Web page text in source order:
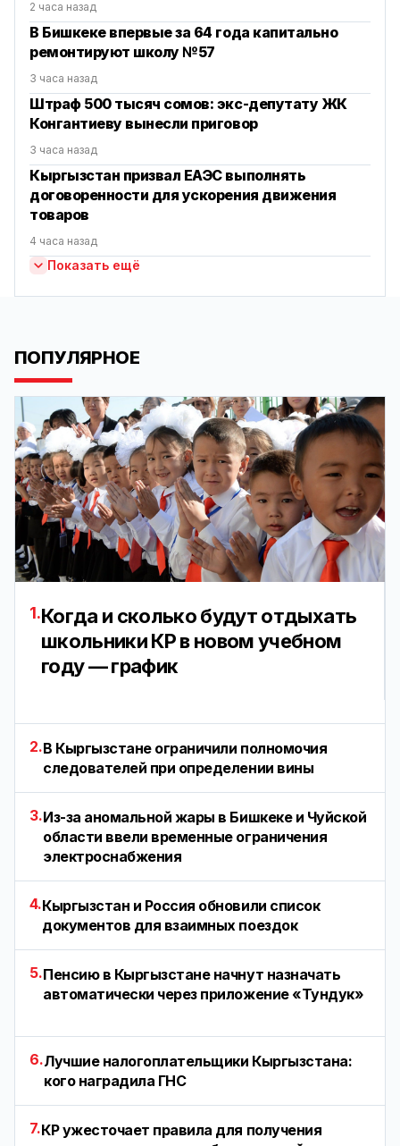
2 часа назад
В Бишкеке впервые за 64 года капитально
ремонтируют школу №57
3 часа назад
Штраф 500 тысяч сомов: экс-депутату ЖК
Конгантиеву вынесли приговор
3 часа назад
Кыргызстан призвал ЕАЭС выполнять
договоренности для ускорения движения
товаров
4 часа назад
Показать ещё
ПОПУЛЯРНОЕ
1.Когда и сколько будут отдыхать
школьники КР в новом учебном
году — график
2.В Кыргызстане ограничили полномочия
следователей при определении вины
3.Из-за аномальной жары в Бишкеке и Чуйской
области ввели временные ограничения
электроснабжения
4.Кыргызстан и Россия обновили список
документов для взаимных поездок
5.Пенсию в Кыргызстане начнут назначать
автоматически через приложение «Тундук»
6.Лучшие налогоплательщики Кыргызстана:
кого наградила ГНС
7.КР ужесточает правила для получения